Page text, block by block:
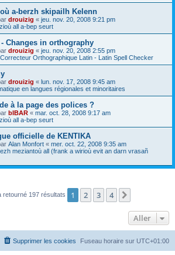
a-berzh skipailh Kelenn
drouizig « jeu. nov. 20, 2008 9:21 pm
all a-bep seurt
Changes in orthography
drouizig « jeu. nov. 20, 2008 2:55 pm
Orthographique Latin - Latin Spell Checker
drouizig « lun. nov. 17, 2008 9:45 am
en langues régionales et minoritaires
à la page des polices ?
bIBAR « mar. oct. 28, 2008 9:17 am
all a-bep seurt
officielle de KENTIKA
Alan Monfort « mer. oct. 22, 2008 9:35 am
meziantoù all (frank a wirioù evit an darn vrasañ
retourné 197 résultats 1 2 3 4
Aller
Fuseau horaire sur UTC+01:00
Supprimer les cookies